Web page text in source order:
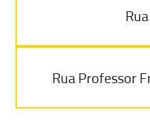
Rua Professor